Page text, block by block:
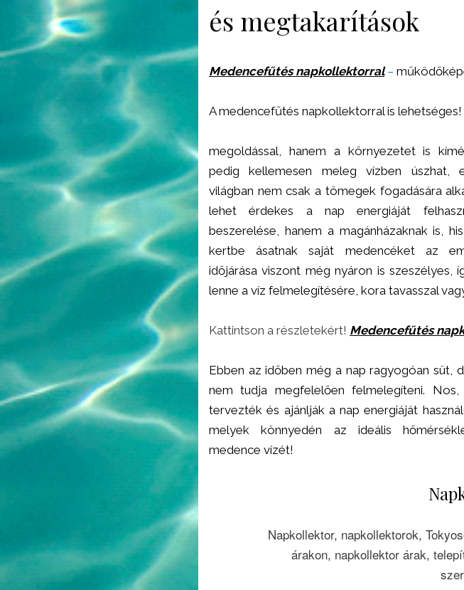
és megtakarítások
Medencefűtés napkollektorral–
A medencefűtés napkollektorral is
megoldással, hanem a környezetet is
pedig kellemesen meleg vízben úszhat,
világban nem csak a tömegek fogadására
lehet érdekes a nap energiáját
beszerelése, hanem a magánházaknak is,
kertbe ásatnak saját medencéket az
időjárása viszont még nyáron is szeszélyes,
lenne a víz felmelegítésére, kora tavasszal
Kattintson a részletekért! Medencefűtés
Ebben az időben még a nap ragyogóan süt,
nem tudja megfelelően felmelegíteni.
tervezték és ajánlják a nap energiáját
melyek könnyedén az ideális
medence vízét!
Napkollektor, napkollektorok,
árakon, napkollektor árak,